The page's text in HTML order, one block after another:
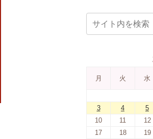
月 火 水
3
4 5
10
11 12
17
18 19